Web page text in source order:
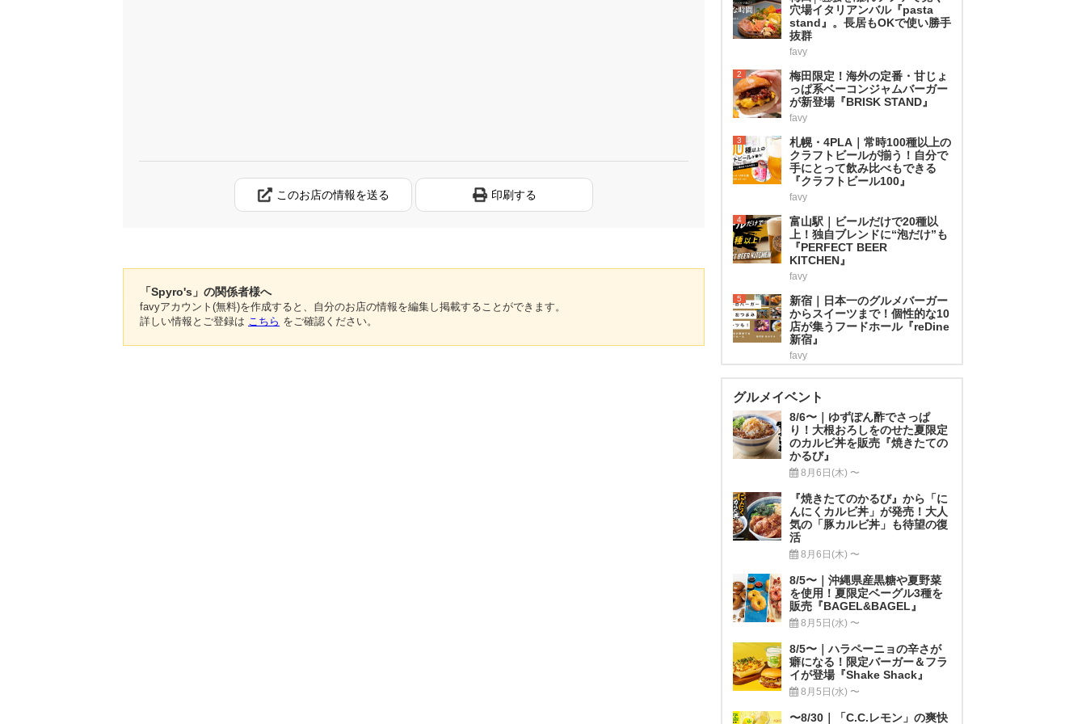
このお店の情報を送る 印刷する
「Spyro's」の関係者様へ
favyアカウント(無料)を作成すると、自分のお店の情報を編集し掲載することができます。
詳しい情報とご登録は こちら をご確認ください。
穴場イタリアンバル『pasta
stand』。長居もOKで使い勝手
抜群
favy
2
梅田限定！海外の定番・甘じょ
っぱ系ベーコンジャムバーガー
が新登場『BRISK STAND』
favy
3
札幌・4PLA｜常時100種以上の
クラフトビールが揃う！自分で
手にとって飲み比べもできる
『クラフトビール100』
favy
4
富山駅｜ビールだけで20種以
上！独自ブレンドに“泡だけ”も
『PERFECT BEER
KITCHEN』
favy
5
新宿｜日本一のグルメバーガー
からスイーツまで！個性的な10
店が集うフードホール『reDine
新宿』
favy
グルメイベント
8/6〜｜ゆずぽん酢でさっぱ
り！大根おろしをのせた夏限定
のカルビ丼を販売『焼きたての
かるび』
8月6日(木) 〜
『焼きたてのかるび』から「に
んにくカルビ丼」が発売！大人
気の「豚カルビ丼」も待望の復
活
8月6日(木) 〜
8/5〜｜沖縄県産黒糖や夏野菜
を使用！夏限定ベーグル3種を
販売『BAGEL&BAGEL』
8月5日(水) 〜
8/5〜｜ハラペーニョの辛さが
癖になる！限定バーガー＆フラ
イが登場『Shake Shack』
8月5日(水) 〜
〜8/30｜「C.C.レモン」の爽快